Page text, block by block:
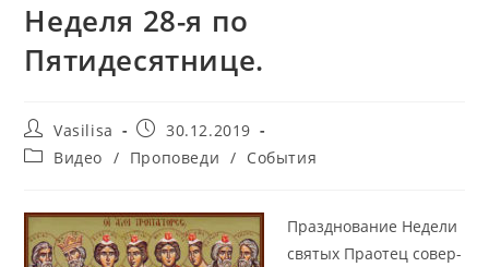
Неделя 28-я по
Пятидесятнице.
Vasilisa
30.12.2019
Видео / Проповеди / События
Празд­но­ва­ние Неде­ли
свя­тых Пра­о­тец со­вер­